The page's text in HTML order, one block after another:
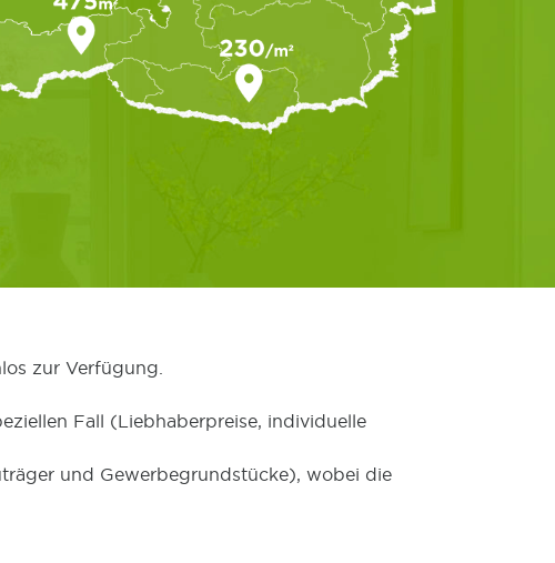
zur Verfügung.
Fall (Liebhaberpreise, individuelle
und Gewerbegrundstücke), wobei die